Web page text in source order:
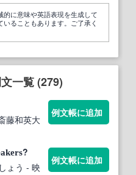
に意味や英語表現を生成して
ることもあります。ご了承く
一覧 (279)
藤和英大
例文帳に追加
?
ょう - 映
例文帳に追加